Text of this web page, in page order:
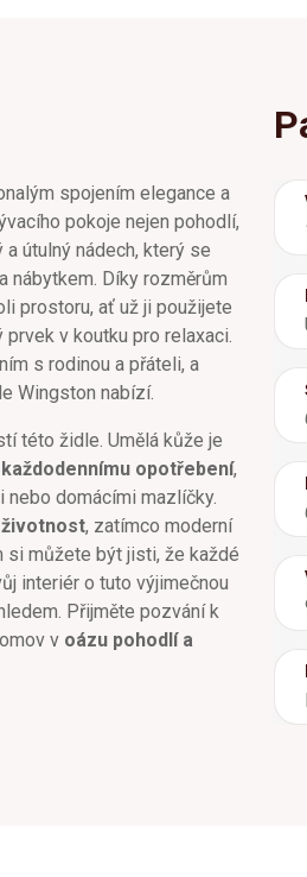
spojením elegance a
pokoje nejen pohodlí,
útulný nádech, který se
nábytkem. Díky rozměrům
prostoru, ať už ji použijete
v koutku pro relaxaci.
s rodinou a přáteli, a
Wingston nabízí.
této židle. Umělá kůže je
opotřebení,
domácími mazlíčky.
, zatímco moderní
si můžete být jisti, že každé
interiér o tuto výjimečnou
Přijměte pozvání k
v oázu pohodlí a